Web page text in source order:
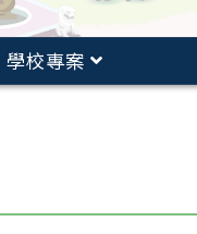
學校專案